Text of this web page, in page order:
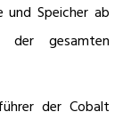
Speicher ab
der gesamten
der Cobalt